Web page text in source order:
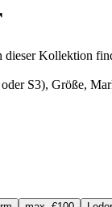
Kollektion
S3), Größe,